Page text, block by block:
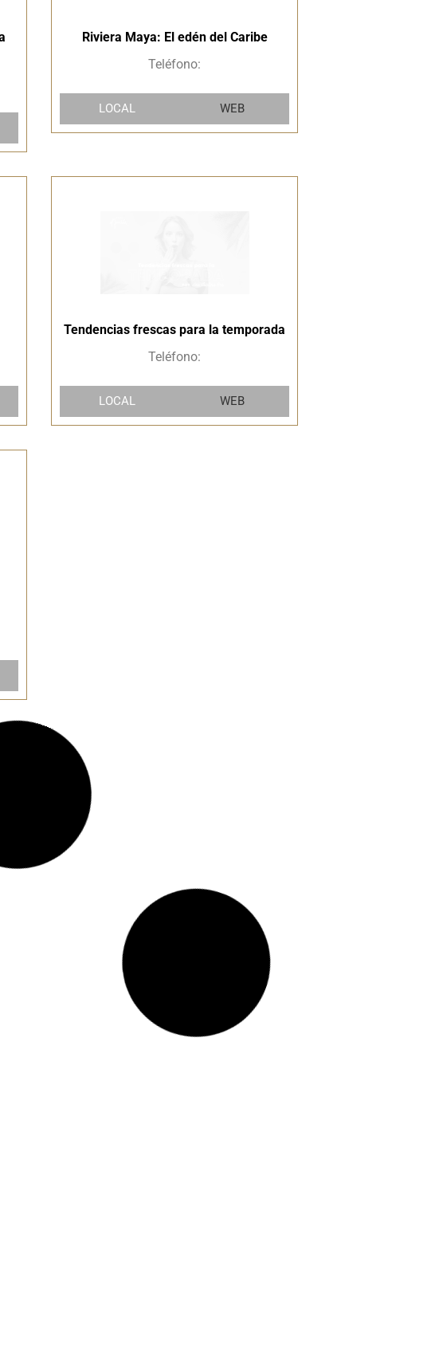
Riviera Maya: El edén del Caribe
Teléfono:
LOCAL WEB
Tendencias frescas para la temporada
Teléfono:
LOCAL WEB